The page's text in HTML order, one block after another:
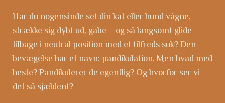
Har du nogensinde set din kat eller hund vågne,
strække sig dybt ud, gabe – og så langsomt glide
tilbage i neutral position med et tilfreds suk? Den
bevægelse har et navn: pandikulation. Men hvad med
heste? Pandikulerer de egentlig? Og hvorfor ser vi
det så sjældent?